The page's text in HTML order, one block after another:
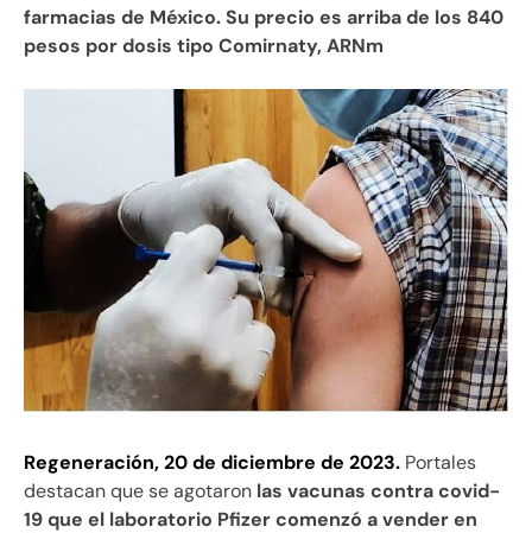
farmacias de México. Su precio es arriba de los 840
pesos por dosis tipo Comirnaty, ARNm
Regeneración, 20 de diciembre de 2023. Portales
destacan que se agotaron las vacunas contra covid-
19 que el laboratorio Pfizer comenzó a vender en